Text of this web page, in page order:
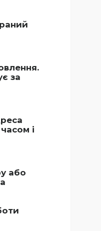
за
і
або